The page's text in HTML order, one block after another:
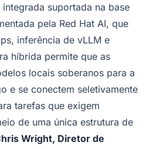
suportada na base
pela Red Hat AI, que
inferência de vLLM e
híbrida permite que as
locais soberanos para a
e se conectem seletivamente
tarefas que exigem
de uma única estrutura de
Wright, Diretor de